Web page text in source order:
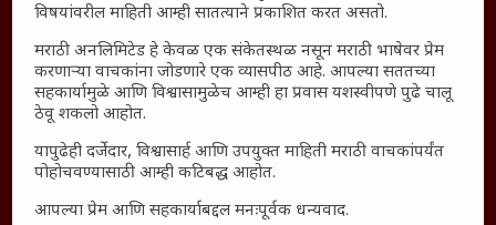
आजच्या युगातील तरुण पिढी कुठे हरवली?
महाराष्ट्रातील किल्ल्यांचे महत्त्व : स्वराज्याच्या वैभवशाली इतिहासाचे
साक्षीदार
₹370 ची बिर्याणी” आणि हरवत चाललेली संवेदनशीलता : आजच्या
तरुणांच्या मनात नेमकं काय चाललंय?
यश आणि आत्मविश्वास: स्वप्नांना वास्तवात बदलण्याची शक्ती
महाराष्ट्रातील बदलत्या हवामानाचा शेतीवर वाढता परिणाम:
विषयांवरील माहिती आम्ही सातत्याने प्रकाशित करत असतो.
मराठी अनलिमिटेड हे केवळ एक संकेतस्थळ नसून मराठी भाषेवर प्रेम
करणाऱ्या वाचकांना जोडणारे एक व्यासपीठ आहे. आपल्या सततच्या
सहकार्यामुळे आणि विश्वासामुळेच आम्ही हा प्रवास यशस्वीपणे पुढे चालू
ठेवू शकलो आहोत.
यापुढेही दर्जेदार, विश्वासार्ह आणि उपयुक्त माहिती मराठी वाचकांपर्यंत
पोहोचवण्यासाठी आम्ही कटिबद्ध आहोत.
आपल्या प्रेम आणि सहकार्याबद्दल मनःपूर्वक धन्यवाद.